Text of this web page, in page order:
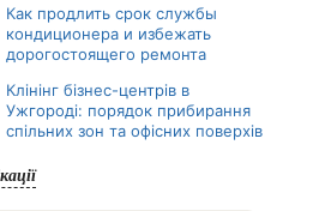
Как продлить срок службы
кондиционера и избежать
дорогостоящего ремонта
Клінінг бізнес-центрів в
Ужгороді: порядок прибирання
спільних зон та офісних поверхів